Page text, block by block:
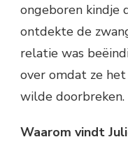
ongeboren kindje
ontdekte de
relatie was
over omdat ze
wilde doorbreken.
Waarom vindt